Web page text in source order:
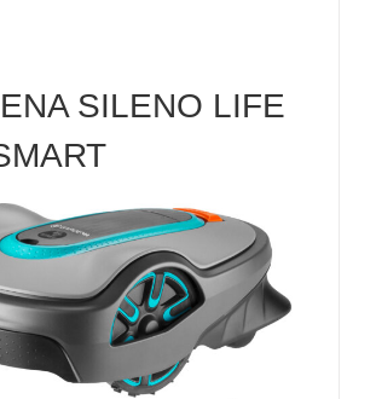
SILENO LIFE